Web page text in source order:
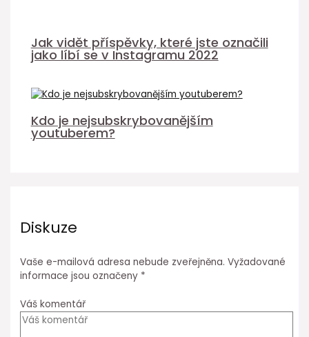
Jak vidět příspěvky, které jste označili
jako líbí se v Instagramu 2022
Kdo je nejsubskrybovanějším
youtuberem?
Diskuze
Vaše e-mailová adresa nebude zveřejněna. Vyžadované
informace jsou označeny *
Váš komentář